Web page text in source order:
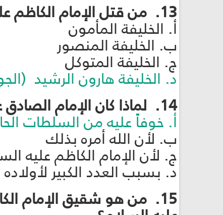
13. من قتل الإمام الكاظم عليه السلام؟
أ. الخليفة المأمون
ب. الخليفة المنصور
ج. الخليفة المتوكل
د. الخليفة هارون الرشيد
14. لماذا كان الإمام الصادق عليه السلام يتحاشى التصريح عن إمامة الإمام الكاظم عليه السلام؟
أ. خوفاً عليه من السلطات
ب. لأن الله أمره بذلك
ج. لأن الإمام الكاظم عليه
د. بسبب العدد الكبير لأولاده
15. من هو شقيق الإمام